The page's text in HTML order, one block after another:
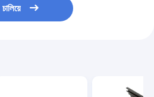
চালিয়ে